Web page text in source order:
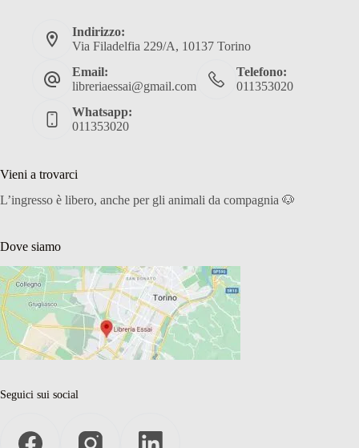
Indirizzo:
Via Filadelfia 229/A, 10137 Torino
Email:
libreriaessai@gmail.com
Telefono:
011353020
Whatsapp:
011353020
Vieni a trovarci
L’ingresso è libero, anche per gli animali da compagnia 🐶
Dove siamo
Seguici sui social